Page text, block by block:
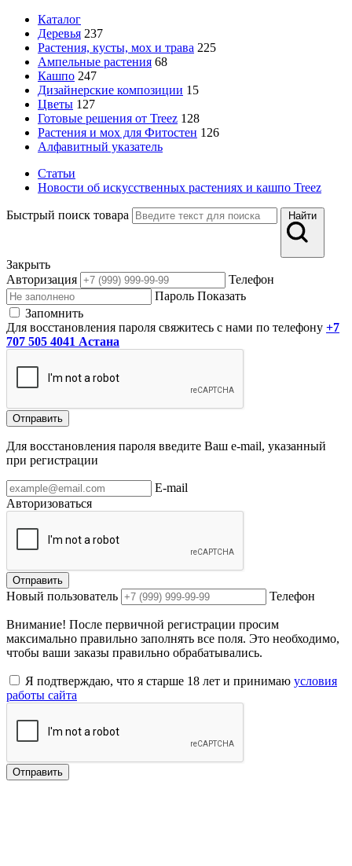
Каталог
Деревья 237
Растения, кусты, мох и трава 225
Ампельные растения 68
Кашпо 247
Дизайнерские композиции 15
Цветы 127
Готовые решения от Treez 128
Растения и мох для Фитостен 126
Алфавитный указатель
Статьи
Новости об искусственных растениях и кашпо Treez
Быстрый поиск товара Найти
Закрыть
Авторизация
Телефон
Пароль Показать
Запомнить
Для восстановления пароля свяжитесь с нами по телефону +7
707 505 4041 Астана
Отправить
Для восстановления пароля введите Ваш e-mail, указанный
при регистрации
E-mail
Авторизоваться
Отправить
Новый пользователь Телефон
Внимание! После первичной регистрации просим
максимально правильно заполнять все поля. Это необходимо,
чтобы ваши заказы правильно обрабатывались.
Я подтверждаю, что я старше 18 лет и принимаю условия
работы сайта
Отправить